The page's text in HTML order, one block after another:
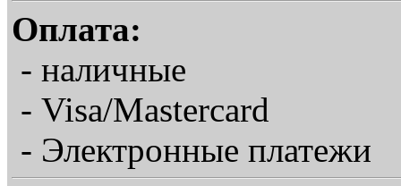
Оплата:
- наличные
- Visa/Mastercard
- Электронные платежи